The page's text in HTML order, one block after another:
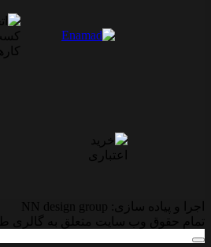
اجرا و پیاده سازی: NN design group
تمام حقوق وب سایت متعلق به گالری طلای